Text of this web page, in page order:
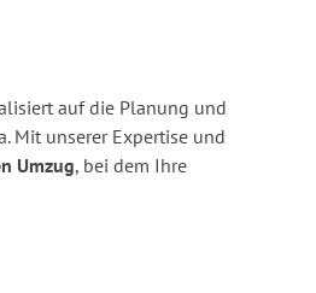
auf die Planung und
Mit unserer Expertise und
Umzug, bei dem Ihre